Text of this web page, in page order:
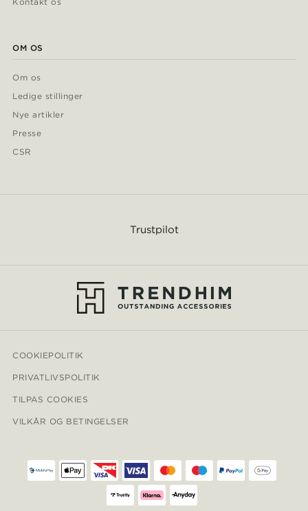
OM OS
Om os
Ledige stillinger
Nye artikler
Presse
CSR
Trustpilot
COOKIEPOLITIK
PRIVATLIVSPOLITIK
TILPAS COOKIES
VILKÅR OG BETINGELSER